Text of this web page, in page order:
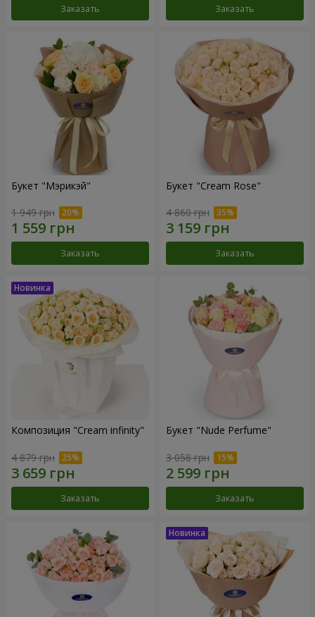
Заказать Заказать
Букет "Мэрикэй"
1 949 грн
Заказать
Букет "Cream Rose"
4 860 грн
Заказать
Композиция "Cream infinity"
4 879 грн
Заказать
Букет "Nude Perfume"
3 058 грн
Заказать